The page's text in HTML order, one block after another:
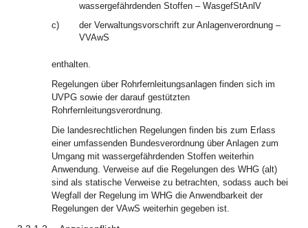
wassergefährdenden Stoffen – WasgefStAnlV
c)
der Verwaltungsvorschrift zur Anlagenverordnung –
VVAwS
enthalten.
Regelungen über Rohrfernleitungsanlagen finden sich im
UVPG sowie der darauf gestützten
Rohrfernleitungsverordnung.
Die landesrechtlichen Regelungen finden bis zum Erlass
einer umfassenden Bundesverordnung über Anlagen zum
Umgang mit wassergefährdenden Stoffen weiterhin
Anwendung. Verweise auf die Regelungen des WHG (alt)
sind als statische Verweise zu betrachten, sodass auch bei
Wegfall der Regelung im WHG die Anwendbarkeit der
Regelungen der VAwS weiterhin gegeben ist.